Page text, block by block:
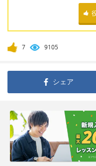
7 9105
シェア